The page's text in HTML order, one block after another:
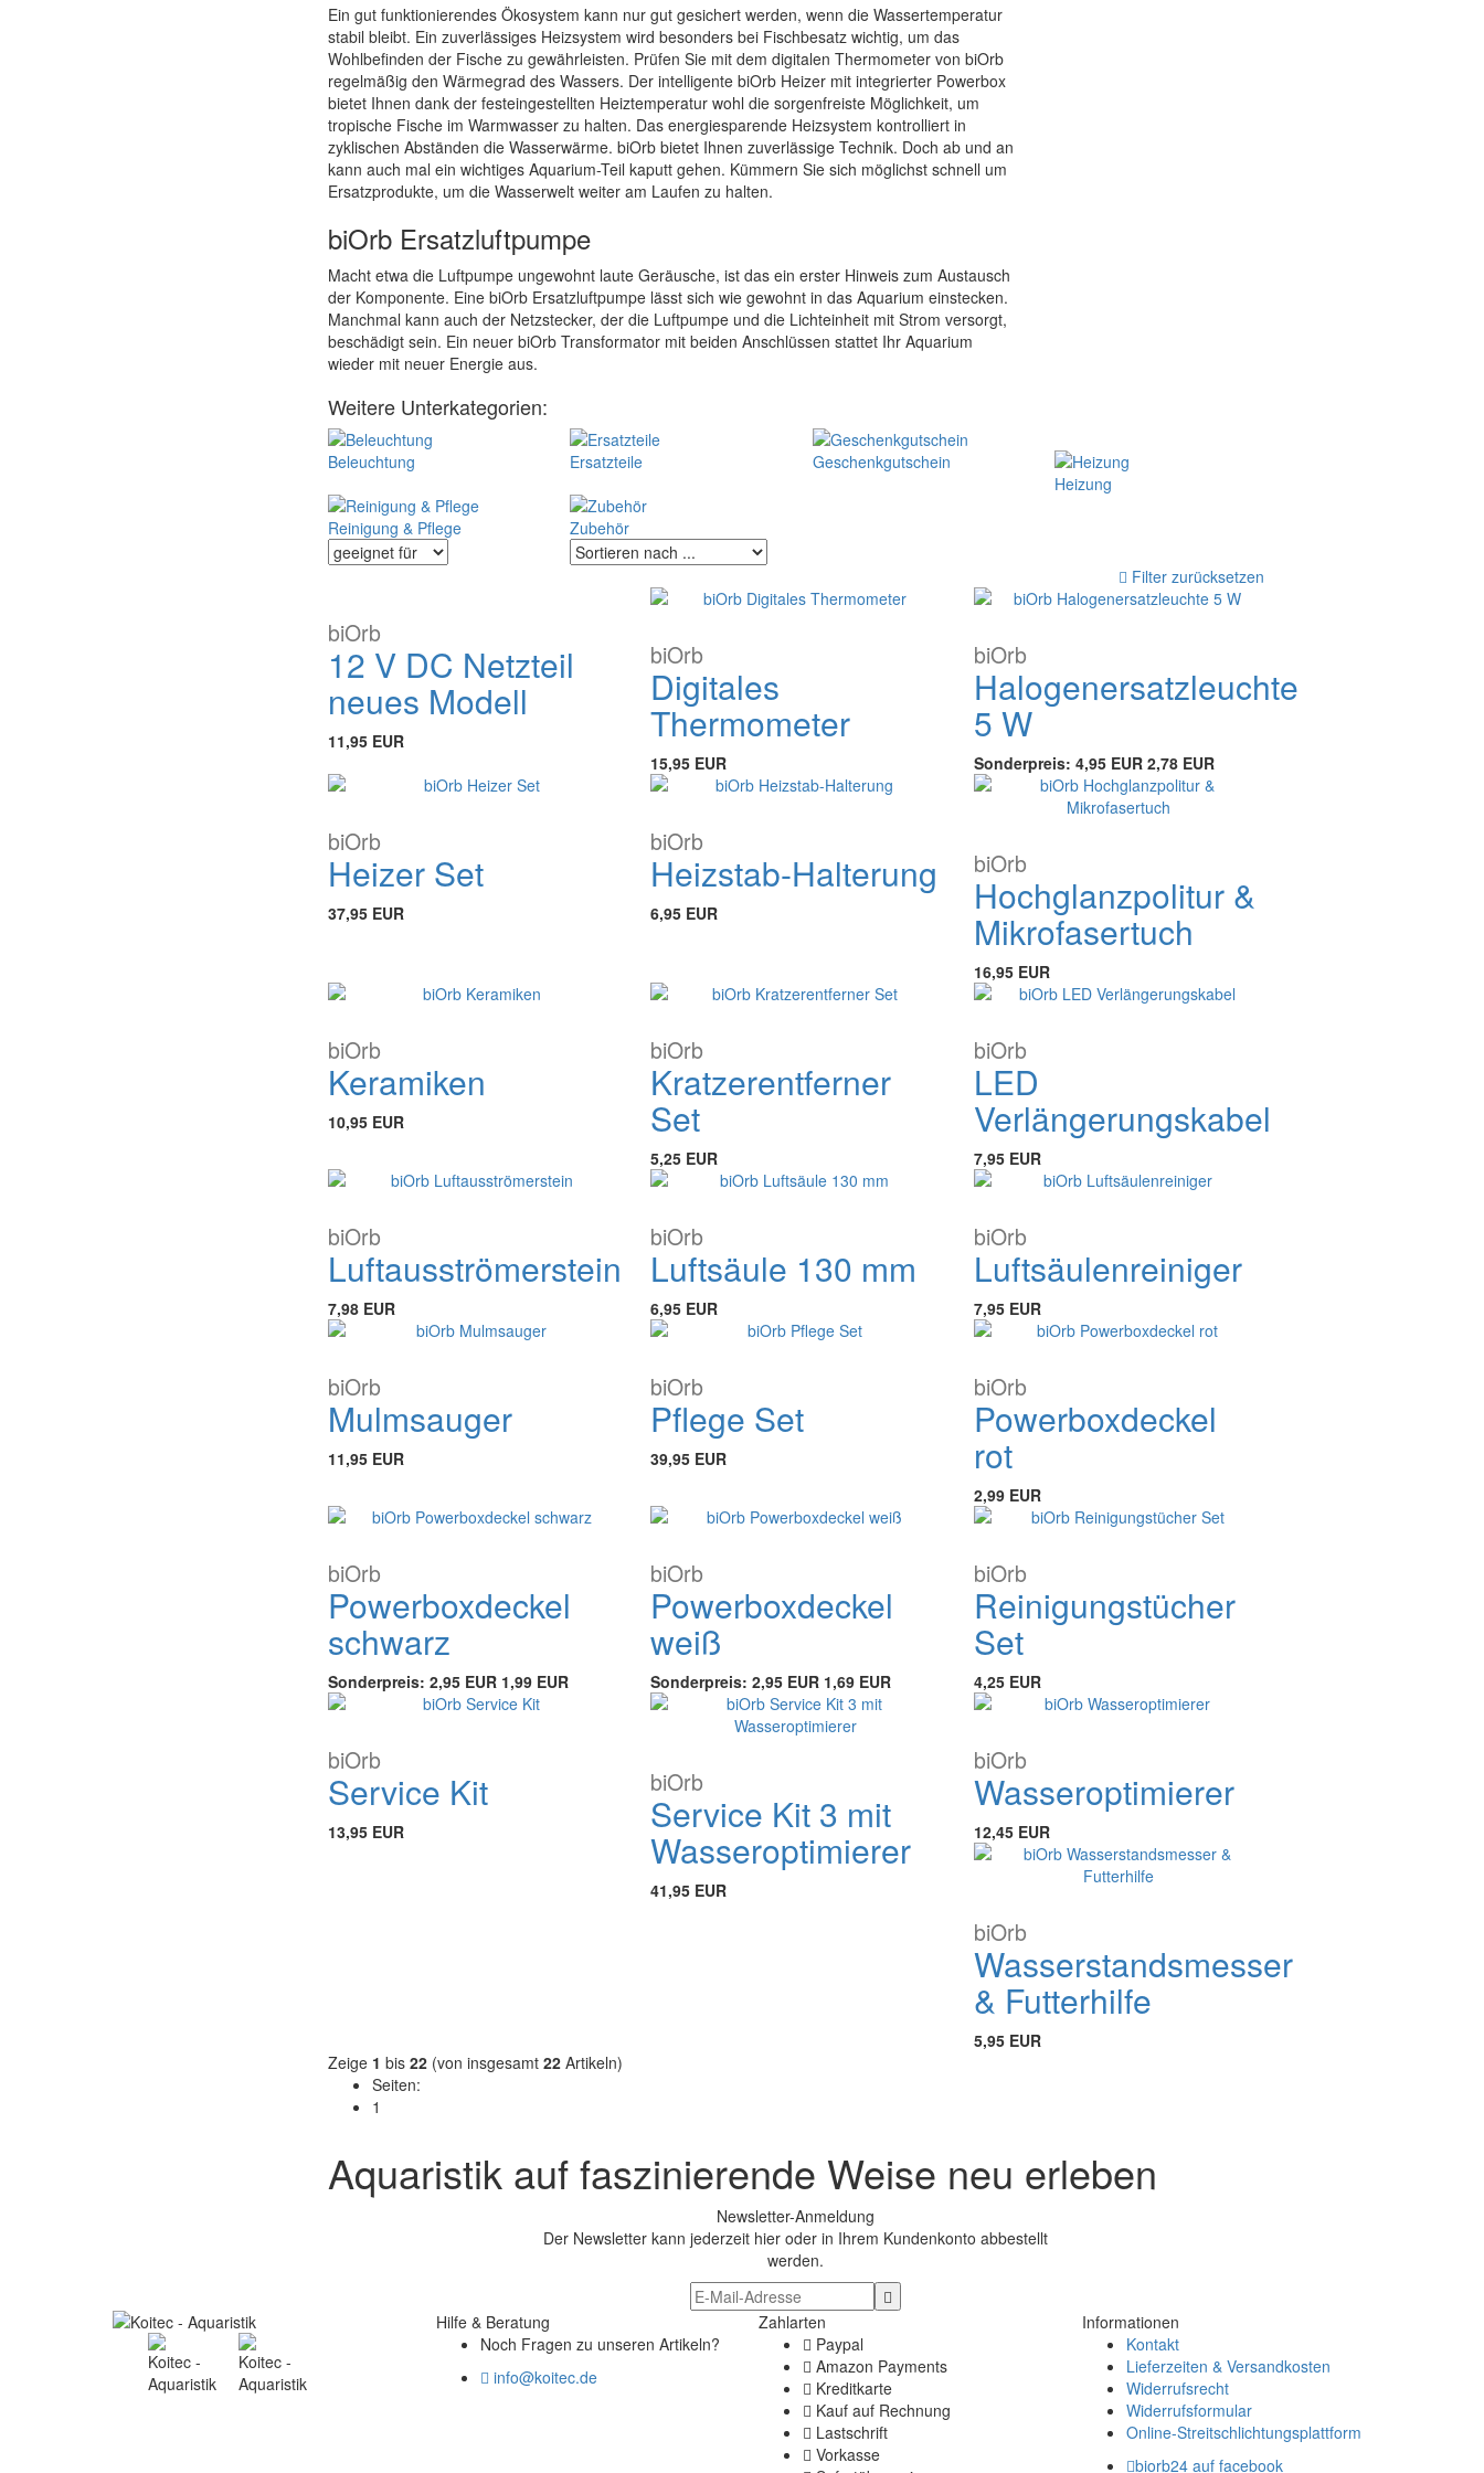
Ein gut funktionierendes Ökosystem kann nur gut gesichert werden, wenn die Wassertemperatur
stabil bleibt. Ein zuverlässiges Heizsystem wird besonders bei Fischbesatz wichtig, um das
Wohlbefinden der Fische zu gewährleisten. Prüfen Sie mit dem digitalen Thermometer von biOrb
regelmäßig den Wärmegrad des Wassers. Der intelligente biOrb Heizer mit integrierter Powerbox
bietet Ihnen dank der festeingestellten Heiztemperatur wohl die sorgenfreiste Möglichkeit, um
tropische Fische im Warmwasser zu halten. Das energiesparende Heizsystem kontrolliert in
zyklischen Abständen die Wasserwärme. biOrb bietet Ihnen zuverlässige Technik. Doch ab und an
kann auch mal ein wichtiges Aquarium-Teil kaputt gehen. Kümmern Sie sich möglichst schnell um
Ersatzprodukte, um die Wasserwelt weiter am Laufen zu halten.
biOrb Ersatzluftpumpe
Macht etwa die Luftpumpe ungewohnt laute Geräusche, ist das ein erster Hinweis zum Austausch
der Komponente. Eine biOrb Ersatzluftpumpe lässt sich wie gewohnt in das Aquarium einstecken.
Manchmal kann auch der Netzstecker, der die Luftpumpe und die Lichteinheit mit Strom versorgt,
beschädigt sein. Ein neuer biOrb Transformator mit beiden Anschlüssen stattet Ihr Aquarium
wieder mit neuer Energie aus.
Weitere Unterkategorien:
Beleuchtung Ersatzteile
Geschenkgutschein
Heizung
Reinigung & Pflege
Zubehör
Filter zurücksetzen
biOrb
12 V DC Netzteil
neues Modell
11,95 EUR
biOrb
Digitales
Thermometer
15,95 EUR
biOrb
Halogenersatzleuchte
5 W
Sonderpreis: 4,95 EUR 2,78 EUR
biOrb
Heizer Set
37,95 EUR
biOrb
Heizstab-Halterung
6,95 EUR
biOrb
Hochglanzpolitur &
Mikrofasertuch
16,95 EUR
biOrb
Keramiken
10,95 EUR
biOrb
Kratzerentferner
Set
5,25 EUR
biOrb
LED
Verlängerungskabel
7,95 EUR
biOrb
Luftausströmerstein
7,98 EUR
biOrb
Luftsäule 130 mm
6,95 EUR
biOrb
Luftsäulenreiniger
7,95 EUR
biOrb
Mulmsauger
11,95 EUR
biOrb
Pflege Set
39,95 EUR
biOrb
Powerboxdeckel
rot
2,99 EUR
biOrb
Powerboxdeckel
schwarz
Sonderpreis: 2,95 EUR 1,99 EUR
biOrb
Powerboxdeckel
weiß
Sonderpreis: 2,95 EUR 1,69 EUR
biOrb
Reinigungstücher
Set
4,25 EUR
biOrb
Service Kit
13,95 EUR
biOrb
Service Kit 3 mit
Wasseroptimierer
41,95 EUR
biOrb
Wasseroptimierer
12,45 EUR
biOrb
Wasserstandsmesser
& Futterhilfe
5,95 EUR
Zeige 1 bis 22 (von insgesamt 22 Artikeln)
Seiten:
1
Aquaristik auf faszinierende Weise neu erleben
Newsletter-Anmeldung
Der Newsletter kann jederzeit hier oder in Ihrem Kundenkonto abbestellt
werden.
Hilfe & Beratung
Noch Fragen zu unseren Artikeln?
info@koitec.de
Zahlarten
Paypal
Amazon Payments
Kreditkarte
Kauf auf Rechnung
Lastschrift
Vorkasse
Informationen
Kontakt
Lieferzeiten & Versandkosten
Widerrufsrecht
Widerrufsformular
Online-Streitschlichtungsplattform
biorb24 auf facebook